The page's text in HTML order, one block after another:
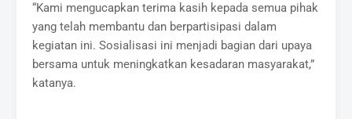
“Kami mengucapkan terima kasih kepada semua pihak
yang telah membantu dan berpartisipasi dalam
kegiatan ini. Sosialisasi ini menjadi bagian dari upaya
bersama untuk meningkatkan kesadaran masyarakat,”
katanya.